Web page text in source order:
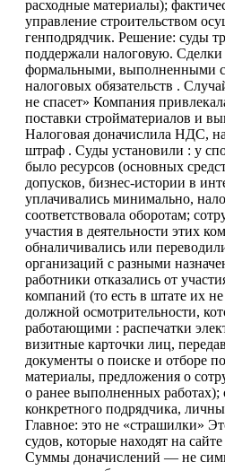
расходные материалы);
управление строительством
генподрядчик. Решение: суды
поддержали налоговую.
формальными, выполненными
налоговых обязательств .
не спасет» Компания
поставки стройматериалов и
Налоговая доначислила НДС,
штраф . Суды установили : у
было ресурсов (основных
допусков, бизнес-истории в
уплачивались минимально,
соответствовала оборотам;
участия в деятельности этих
обналичивались или
организаций с разными
работники отказались от
компаний (то есть в штате их
должной осмотрительности,
работающими : распечатки
визитные карточки лиц,
документы о поиске и отборе
материалы, предложения о
о ранее выполненных работах);
конкретного подрядчика,
Главное: это не «страшилки»
судов, которые находят на
Суммы доначислений — не